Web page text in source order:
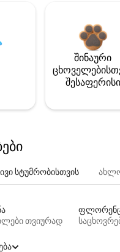
შინაური
შესაფერისი
სტუმრობისთვის
თვიურად